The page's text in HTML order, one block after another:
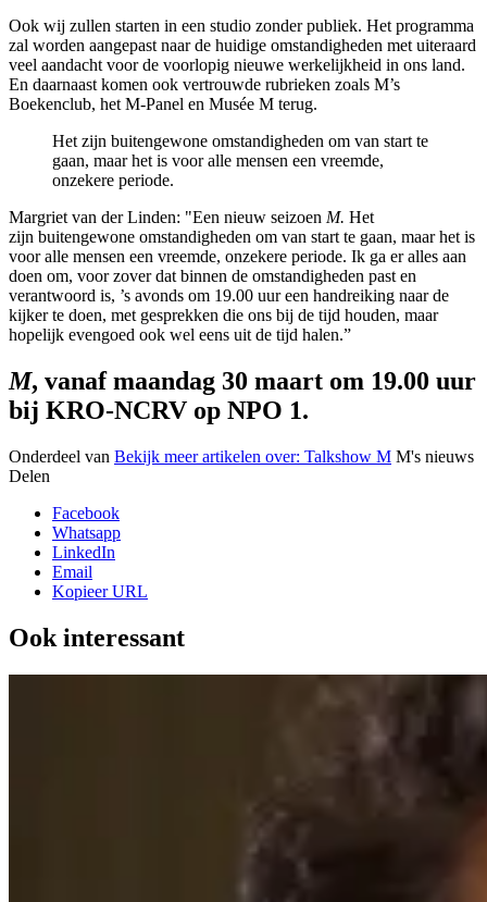
Ook wij zullen starten in een studio zonder publiek. Het programma
zal worden aangepast naar de huidige omstandigheden met uiteraard
veel aandacht voor de voorlopig nieuwe werkelijkheid in ons land.
En daarnaast komen ook vertrouwde rubrieken zoals M’s
Boekenclub, het M-Panel en Musée M terug.
Het zijn buitengewone omstandigheden om van start te
gaan, maar het is voor alle mensen een vreemde,
onzekere periode.
Margriet van der Linden: "Een nieuw seizoen M. Het
zijn buitengewone omstandigheden om van start te gaan, maar het is
voor alle mensen een vreemde, onzekere periode. Ik ga er alles aan
doen om, voor zover dat binnen de omstandigheden past en
verantwoord is, ’s avonds om 19.00 uur een handreiking naar de
kijker te doen, met gesprekken die ons bij de tijd houden, maar
hopelijk evengoed ook wel eens uit de tijd halen.”
M, vanaf maandag 30 maart om 19.00 uur
bij KRO-NCRV op NPO 1.
Onderdeel van Bekijk meer artikelen over: Talkshow M M's nieuws
Delen
Facebook
Whatsapp
LinkedIn
Email
Kopieer URL
Ook interessant